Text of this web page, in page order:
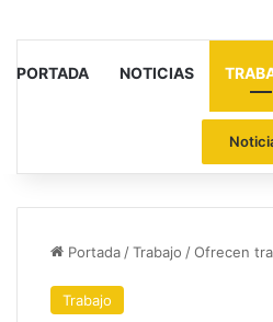
PORTADA NOTICIAS
Portada/Trabajo /Ofrecen
Trabajo